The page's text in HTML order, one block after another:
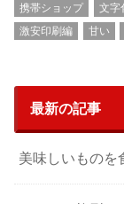
携帯ショップ
文字
激安印刷編
甘い
最新の記事
美味しいものを